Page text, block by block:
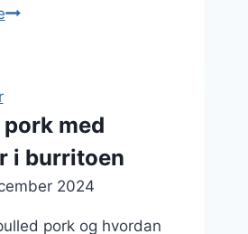
Pulled
fest
med
i burritoen
2024
pork og hvordan